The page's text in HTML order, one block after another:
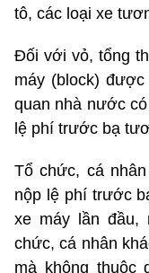
tô, các loại xe
Đối với vỏ, tổng
máy (block)
quan nhà nước
lệ phí trước bạ
Tổ chức, cá
nộp lệ phí trước
xe máy lần đầu,
chức, cá nhân
mà không thuộc